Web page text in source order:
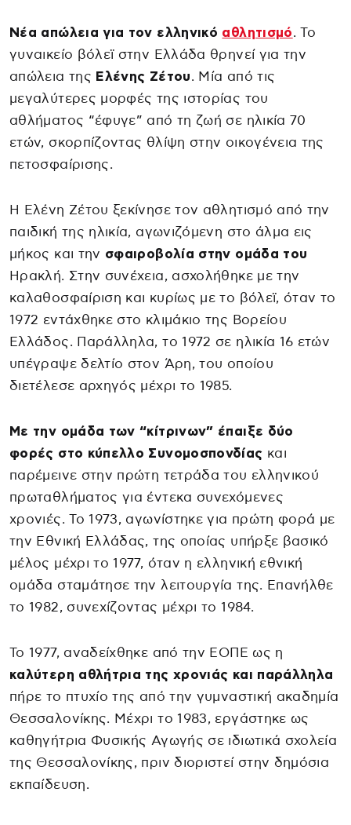
Νέα απώλεια για τον ελληνικό αθλητισμό. Το
γυναικείο βόλεϊ στην Ελλάδα θρηνεί για την
απώλεια της Ελένης Ζέτου. Μία από τις
μεγαλύτερες μορφές της ιστορίας του
αθλήματος “έφυγε” από τη ζωή σε ηλικία 70
ετών, σκορπίζοντας θλίψη στην οικογένεια της
πετοσφαίρισης.
Η Ελένη Ζέτου ξεκίνησε τον αθλητισμό από την
παιδική της ηλικία, αγωνιζόμενη στο άλμα εις
μήκος και την σφαιροβολία στην ομάδα του
Ηρακλή. Στην συνέχεια, ασχολήθηκε με την
καλαθοσφαίριση και κυρίως με το βόλεϊ, όταν το
1972 εντάχθηκε στο κλιμάκιο της Βορείου
Ελλάδος. Παράλληλα, το 1972 σε ηλικία 16 ετών
υπέγραψε δελτίο στον Άρη, του οποίου
διετέλεσε αρχηγός μέχρι το 1985.
Με την ομάδα των “κίτρινων” έπαιξε δύο
φορές στο κύπελλο Συνομοσπονδίας και
παρέμεινε στην πρώτη τετράδα του ελληνικού
πρωταθλήματος για έντεκα συνεχόμενες
χρονιές. Το 1973, αγωνίστηκε για πρώτη φορά με
την Εθνική Ελλάδας, της οποίας υπήρξε βασικό
μέλος μέχρι το 1977, όταν η ελληνική εθνική
ομάδα σταμάτησε την λειτουργία της. Επανήλθε
το 1982, συνεχίζοντας μέχρι το 1984.
Το 1977, αναδείχθηκε από την ΕΟΠΕ ως η
καλύτερη αθλήτρια της χρονιάς και παράλληλα
πήρε το πτυχίο της από την γυμναστική ακαδημία
Θεσσαλονίκης. Μέχρι το 1983, εργάστηκε ως
καθηγήτρια Φυσικής Αγωγής σε ιδιωτικά σχολεία
της Θεσσαλονίκης, πριν διοριστεί στην δημόσια
εκπαίδευση.